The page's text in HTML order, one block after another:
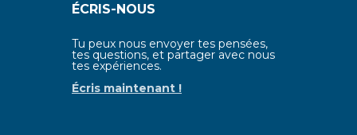
ÉCRIS-NOUS
Tu peux nous envoyer tes pensées,
tes questions, et partager avec nous
tes expériences.
Écris maintenant !